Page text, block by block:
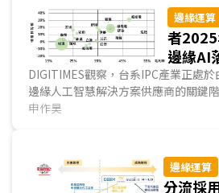
計成本為號召，加速終端裝置的邊緣
安法規影響，軟體清單管理與持續性
大勢所趨，物聯網產業正從單純的規
力與合規效率的比拼。...
邊緣運算
者
邊緣
2026
DIGITIMES觀察，台系IPC產業正處
邊緣人工智慧解決方案供應商的關鍵
者總體營收達新台幣3,273億元，年增
申作昊
邊緣運算
分流採